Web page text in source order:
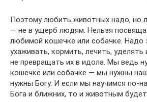
Поэтому любить животных надо, но
— не в ущерб людям. Нельзя
любимой кошечке или собачке. Надо
ухаживать, кормить, лечить,
не превращать их в идола. Мы ведь
кошечке или собачке — мы нужны
нужны Богу. И если мы научимся по-
Бога и ближних, то и животным